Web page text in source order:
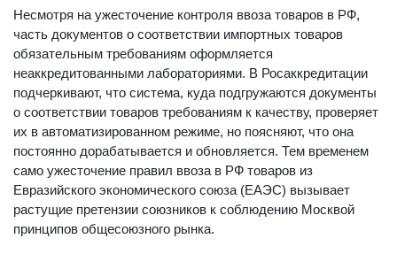
Несмотря на ужесточение контроля ввоза товаров в РФ,
часть документов о соответствии импортных товаров
обязательным требованиям оформляется
неаккредитованными лабораториями. В Росаккредитации
подчеркивают, что система, куда подгружаются документы
о соответствии товаров требованиям к качеству, проверяет
их в автоматизированном режиме, но поясняют, что она
постоянно дорабатывается и обновляется. Тем временем
само ужесточение правил ввоза в РФ товаров из
Евразийского экономического союза (ЕАЭС) вызывает
растущие претензии союзников к соблюдению Москвой
принципов общесоюзного рынка.